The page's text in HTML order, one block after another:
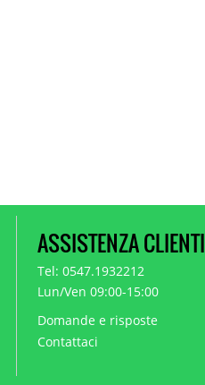
ASSISTENZA CLIENTI
Tel: 0547.1932212
Lun/Ven 09:00-15:00
Domande e risposte
Contattaci